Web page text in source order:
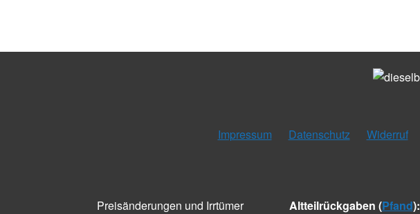
Impressum Datenschutz Widerruf
Preisänderungen und Irrtümer
Altteilrückgaben (Pfand):